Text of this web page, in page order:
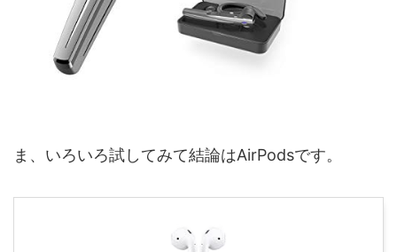
ま、いろいろ試してみて結論はAirPodsです。